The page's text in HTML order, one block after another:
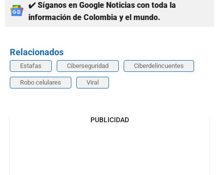
✔️ Síganos en Google Noticias con toda la
información de Colombia y el mundo.
Relacionados
Estafas Ciberseguridad Ciberdelincuentes
Robo celulares Viral
PUBLICIDAD